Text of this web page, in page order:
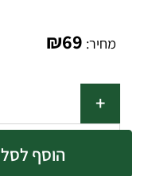
מחיר: ₪69
הוסף לסל